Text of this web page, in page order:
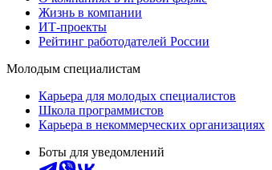
Жизнь в компании
ИТ-проекты
Рейтинг работодателей России
Молодым специалистам
Карьера для молодых специалистов
Школа программистов
Карьера в некоммерческих организациях
Боты для уведомлений